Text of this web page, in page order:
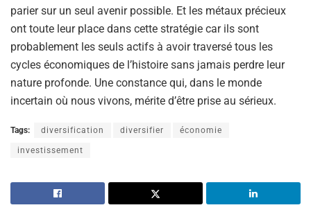
parier sur un seul avenir possible. Et les métaux précieux
ont toute leur place dans cette stratégie car ils sont
probablement les seuls actifs à avoir traversé tous les
cycles économiques de l’histoire sans jamais perdre leur
nature profonde. Une constance qui, dans le monde
incertain où nous vivons, mérite d’être prise au sérieux.
Tags: diversification diversifier économie
investissement